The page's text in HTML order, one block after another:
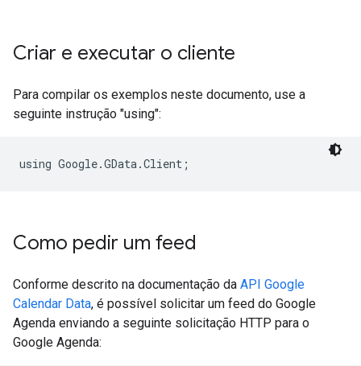
Criar e executar o cliente
Para compilar os exemplos neste documento, use a
seguinte instrução "using":
using Google.GData.Client;
Como pedir um feed
Conforme descrito na documentação da API Google
Calendar Data, é possível solicitar um feed do Google
Agenda enviando a seguinte solicitação HTTP para o
Google Agenda: